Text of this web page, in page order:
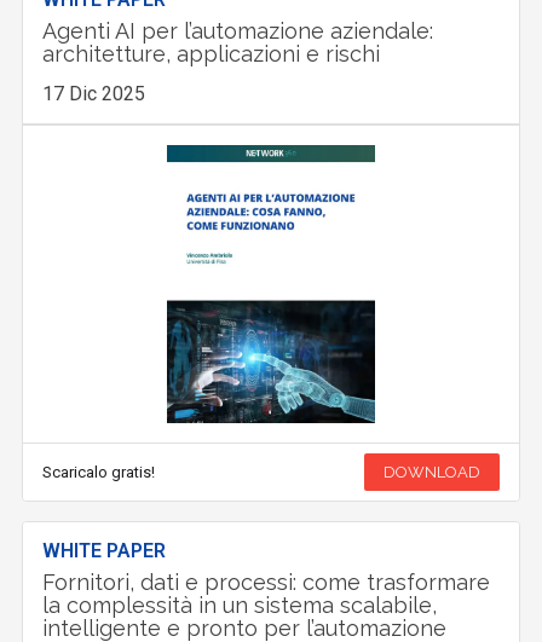
Agenti AI per l’automazione aziendale:
architetture, applicazioni e rischi
17 Dic 2025
Scaricalo gratis! DOWNLOAD
WHITE PAPER
Fornitori, dati e processi: come trasformare
la complessità in un sistema scalabile,
intelligente e pronto per l’automazione